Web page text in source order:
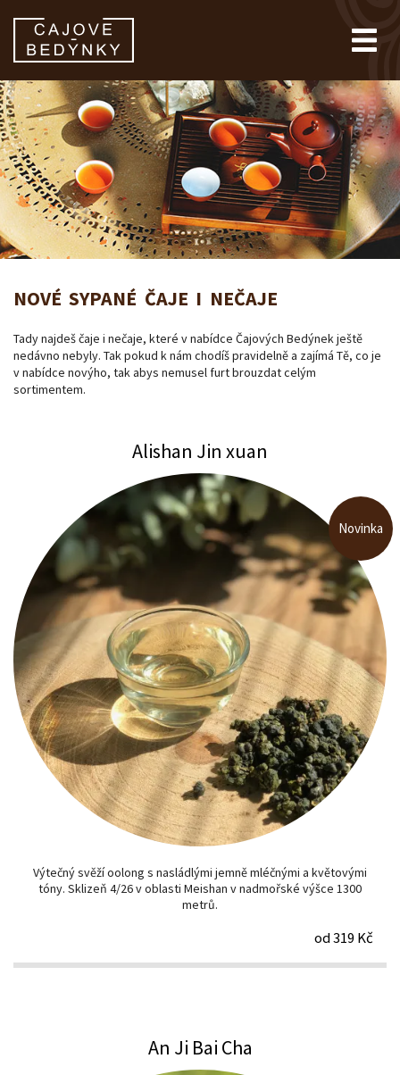
NOVÉ SYPANÉ ČAJE I NEČAJE
Tady najdeš čaje i nečaje, které v nabídce Čajových Bedýnek ještě
nedávno nebyly. Tak pokud k nám chodíš pravidelně a zajímá Tě, co je
v nabídce novýho, tak abys nemusel furt brouzdat celým
sortimentem.
Alishan Jin xuan
Výtečný svěží oolong s nasládlými jemně mléčnými a květovými
tóny. Sklizeň 4/26 v oblasti Meishan v nadmořské výšce 1300
metrů.
od 319 Kč
Novinka
An Ji Bai Cha